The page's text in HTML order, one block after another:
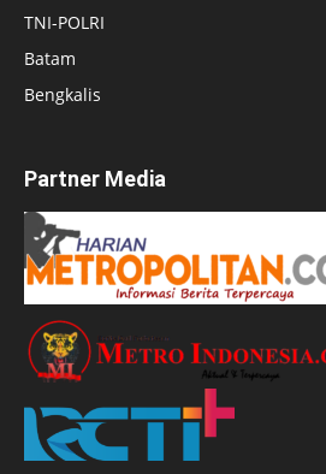
TNI-POLRI
Batam
Bengkalis
Partner Media